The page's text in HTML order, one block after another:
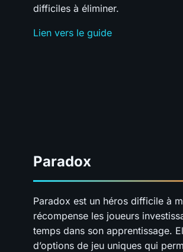
difficiles à éliminer.
Lien vers le guide
Paradox
Paradox est un héros difficile à
récompense les joueurs
temps dans son apprentissage.
d’options de jeu uniques qui